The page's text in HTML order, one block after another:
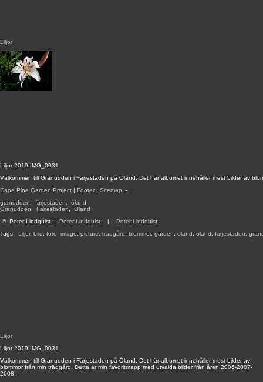
Liljor-2019 IMG_0031
Välkommen till Granudden i Färjestaden på Öland. Det här albumet innehåller mest bilder av
Cape Pine Garden Project | Footer | Sitemap -
granudden
färjestaden
öland
Granudden
Färjestaden
Öland
© Peter Lindquist : Peter Lindquist | Peter Lindquist
Tags: Liljor, bild foto image picture trädgård blommor, garden öland öland färjestaden
Liljor
Liljor
Liljor-2019 IMG_0031
Välkommen till Granudden i Färjestaden på Öland. Det här albumet innehåller mest bilder av
blommor från min trädgård. Detta är min favoritmapp med utvalda bilder från åren 2006-2007-
2008.